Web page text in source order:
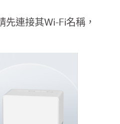
先連接其Wi-Fi名稱，